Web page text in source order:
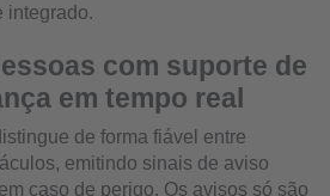
integrado.
com suporte de
em tempo real
de forma fiável entre
emitindo sinais de aviso
caso de perigo. Os avisos só são